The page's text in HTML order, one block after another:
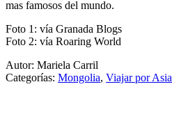
mas famosos del mundo.
Foto 1: vía Granada Blogs
Foto 2: vía Roaring World
Autor: Mariela Carril
Categorías: Mongolia, Viajar por Asia